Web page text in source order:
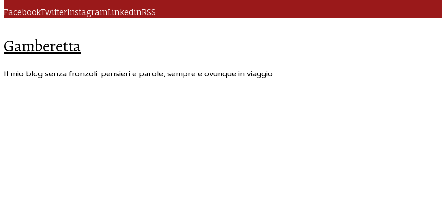
FacebookTwitterInstagramLinkedinRSS
Gamberetta
Il mio blog senza fronzoli: pensieri e parole, sempre e ovunque in viaggio